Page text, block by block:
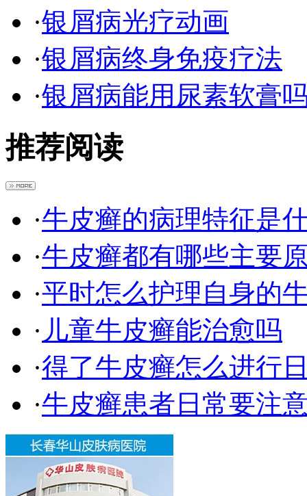
·银屑病光疗动画
·银屑病终身免疫疗法
·银屑病能用尿素软膏
推荐阅读
·牛皮癣的病理特征是
·牛皮癣都有哪些主要
·平时怎么护理自身的
· 儿童牛皮癣能治愈吗
·得了牛皮癣怎么进行
·牛皮癣患者日常要注